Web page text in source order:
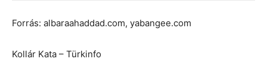
Forrás: albaraahaddad.com, yabangee.com
Kollár Kata – Türkinfo